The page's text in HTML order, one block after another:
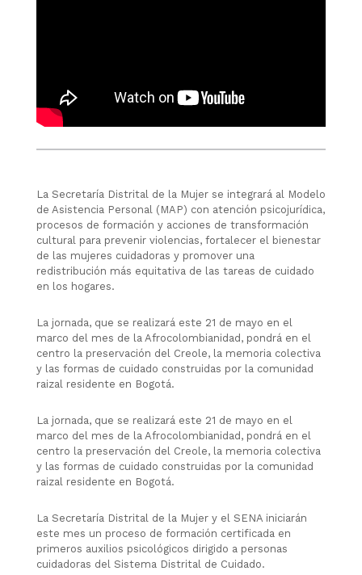
La Secretaría Distrital de la Mujer se integrará al Modelo
de Asistencia Personal (MAP) con atención psicojurídica,
procesos de formación y acciones de transformación
cultural para prevenir violencias, fortalecer el bienestar
de las mujeres cuidadoras y promover una
redistribución más equitativa de las tareas de cuidado
en los hogares.
La jornada, que se realizará este 21 de mayo en el
marco del mes de la Afrocolombianidad, pondrá en el
centro la preservación del Creole, la memoria colectiva
y las formas de cuidado construidas por la comunidad
raizal residente en Bogotá.
La jornada, que se realizará este 21 de mayo en el
marco del mes de la Afrocolombianidad, pondrá en el
centro la preservación del Creole, la memoria colectiva
y las formas de cuidado construidas por la comunidad
raizal residente en Bogotá.
La Secretaría Distrital de la Mujer y el SENA iniciarán
este mes un proceso de formación certificada en
primeros auxilios psicológicos dirigido a personas
cuidadoras del Sistema Distrital de Cuidado.